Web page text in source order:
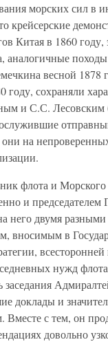
морских сил в
крейсерские
Китая в 1860
весной 1878
году, сохраняли
и С.С. Лесовским
на
флота и
и председателем
него двумя
вносимым в
нужд
доклады и
с тем, он
довольно